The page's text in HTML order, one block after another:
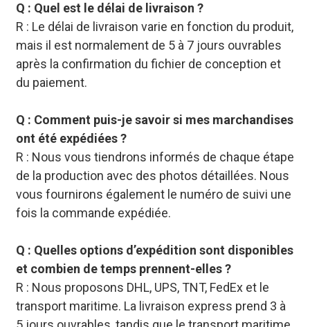
Q : Quel est le délai de livraison ?
R : Le délai de livraison varie en fonction du produit,
mais il est normalement de 5 à 7 jours ouvrables
après la confirmation du fichier de conception et
du paiement.
Q : Comment puis-je savoir si mes marchandises
ont été expédiées ?
R : Nous vous tiendrons informés de chaque étape
de la production avec des photos détaillées. Nous
vous fournirons également le numéro de suivi une
fois la commande expédiée.
Q : Quelles options d’expédition sont disponibles
et combien de temps prennent-elles ?
R : Nous proposons DHL, UPS, TNT, FedEx et le
transport maritime. La livraison express prend 3 à